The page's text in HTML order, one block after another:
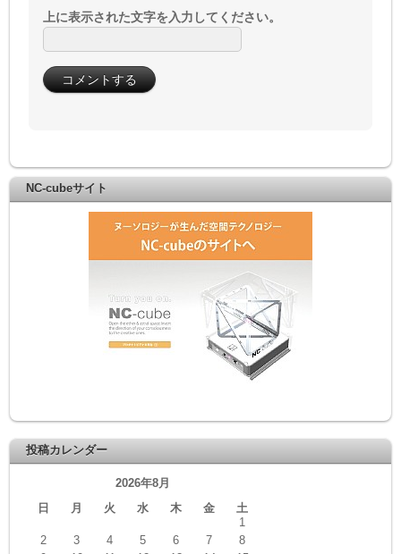
上に表示された文字を入力してください。
NC-cubeサイト
投稿カレンダー
2026年8月
日
月 火 水 木 金
土
1
2
3 4 5 6 7
8